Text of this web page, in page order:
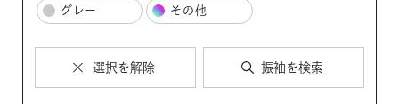
グレー その他
選択を解除 振袖を検索